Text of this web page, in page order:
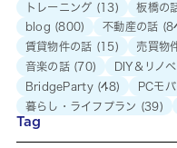
トレーニング (13) 板橋の
blog (800) 不動産の話
賃貸物件の話 (15) 売買物
音楽の話(70) DIY＆リノ
BridgeParty(48) PCモ
暮らし・ライフプラン (39)
Tag